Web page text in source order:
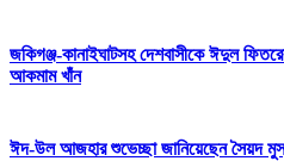
জকিগঞ্জ-কানাইঘাটসহ দেশবাসীকে ঈদুল
আকমাম খাঁন
ঈদ-উল আজহার শুভেচ্ছা জানিয়েছেন সৈয়দ